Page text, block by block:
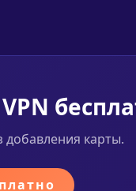
добавления карты.